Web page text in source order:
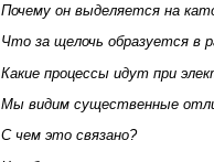
Почему он выделяется на
Что за щелочь образуется в
Какие процессы идут при
Мы видим существенные
С чем это связано?